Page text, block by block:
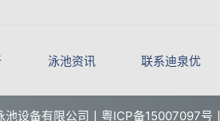
泳池资讯 联系迪泉优
设备有限公司丨 粤ICP备15007097号丨